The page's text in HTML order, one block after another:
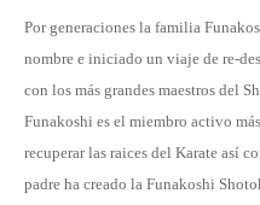
Por generaciones la familia
nombre e iniciado un viaje de re-
con los más grandes maestros del
Funakoshi es el miembro activo
recuperar las raices del Karate así
padre ha creado la Funakoshi